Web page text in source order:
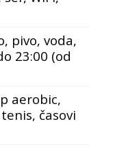
pivo, voda,
23:00 (od
aerobic,
časovi